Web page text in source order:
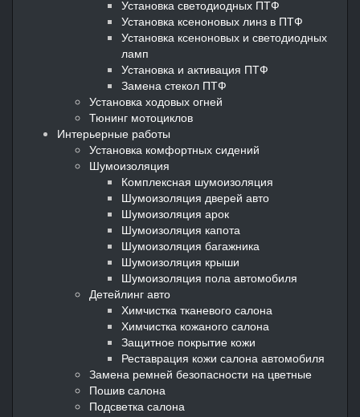
Установка светодиодных ПТФ
Установка ксеноновых линз в ПТФ
Установка ксеноновых и светодиодных
ламп
Установка и активация ПТФ
Замена стекол ПТФ
Установка ходовых огней
Тюнинг мотоциклов
Интерьерные работы
Установка комфортных сидений
Шумоизоляция
Комплексная шумоизоляция
Шумоизоляция дверей авто
Шумоизоляция арок
Шумоизоляция капота
Шумоизоляция багажника
Шумоизоляция крыши
Шумоизоляция пола автомобиля
Детейлинг авто
Химчистка тканевого салона
Химчистка кожаного салона
Защитное покрытие кожи
Реставрация кожи салона автомобиля
Замена ремней безопасности на цветные
Пошив салона
Подсветка салона